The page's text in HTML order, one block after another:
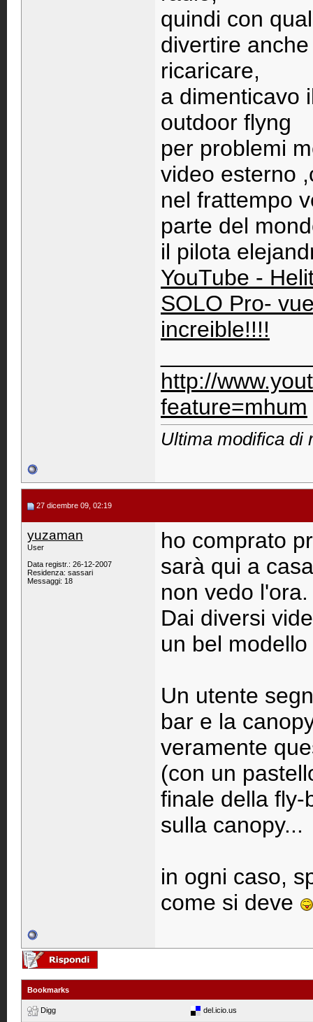
quindi con
divertire
ricaricare,
a dimenticavo
outdoor flyng
per problemi
video esterno
nel frattempo
parte del
il pilota
YouTube -
SOLO Pro-
increible!!!!
http://
feature=mhum
Ultima modifica di
27 dicembre 09, 02:19
yuzaman
User
Data registr.: 26-12-2007
Residenza: sassari
Messaggi: 18
ho comprato
sarà qui a
non vedo l'ora.
Dai diversi
un bel
Un utente
bar e la
veramente
(con un
finale della fly-
sulla canopy...
in ogni caso,
come si deve
Bookmarks
Digg del.icio.us